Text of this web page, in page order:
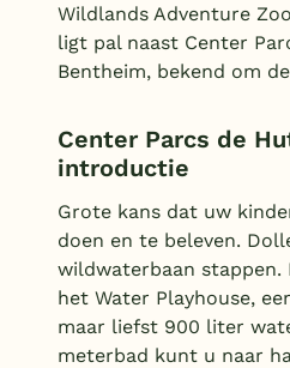
Wildlands Adventure
ligt pal naast Center
Bentheim, bekend om
Center Parcs de
introductie
Grote kans dat uw
doen en te beleven.
wildwaterbaan stappen.
het Water Playhouse,
maar liefst 900 liter
meterbad kunt u naar